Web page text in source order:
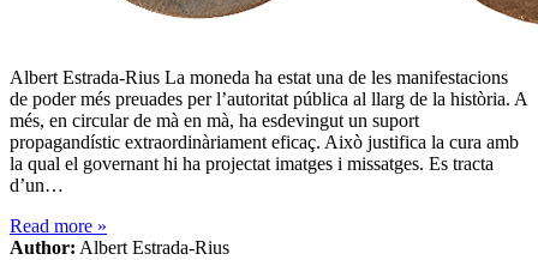
Albert Estrada-Rius La moneda ha estat una de les manifestacions
de poder més preuades per l’autoritat pública al llarg de la història. A
més, en circular de mà en mà, ha esdevingut un suport
propagandístic extraordinàriament eficaç. Això justifica la cura amb
la qual el governant hi ha projectat imatges i missatges. Es tracta
d’un…
Read more »
Author: Albert Estrada-Rius